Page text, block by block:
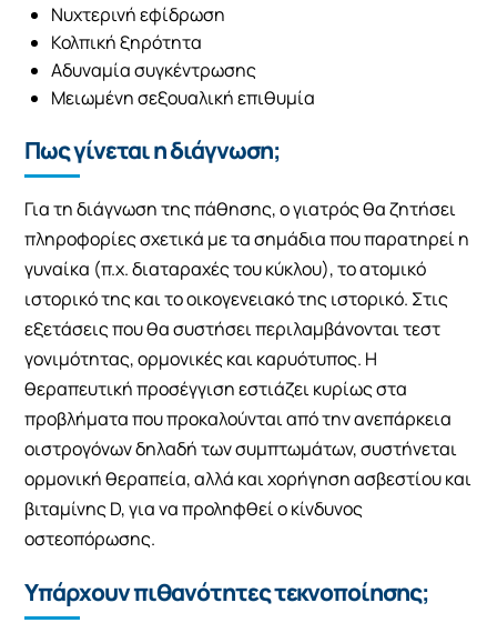
Νυχτερινή εφίδρωση
Κολπική ξηρότητα
Αδυναμία συγκέντρωσης
Μειωμένη σεξουαλική επιθυμία
Πως γίνεται η διάγνωση;
Για τη διάγνωση της πάθησης, ο γιατρός θα ζητήσει
πληροφορίες σχετικά με τα σημάδια που παρατηρεί η
γυναίκα (π.χ. διαταραχές του κύκλου), το ατομικό
ιστορικό της και το οικογενειακό της ιστορικό. Στις
εξετάσεις που θα συστήσει περιλαμβάνονται τεστ
γονιμότητας, ορμονικές και καρυότυπος. Η
θεραπευτική προσέγγιση εστιάζει κυρίως στα
προβλήματα που προκαλούνται από την ανεπάρκεια
οιστρογόνων δηλαδή των συμπτωμάτων, συστήνεται
ορμονική θεραπεία, αλλά και χορήγηση ασβεστίου και
βιταμίνης D, για να προληφθεί ο κίνδυνος
οστεοπόρωσης.
Υπάρχουν πιθανότητες τεκνοποίησης;